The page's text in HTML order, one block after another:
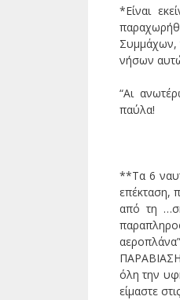
*Είναι
Συμμάχων,
νήσων
“Αι
παύλα!
**Τα 6
επέκταση,
από τη
όλη την
είμαστε